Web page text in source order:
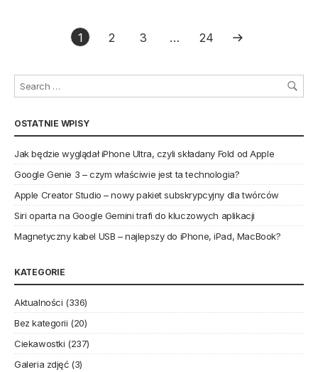
1 2 3 … 24
OSTATNIE WPISY
Jak będzie wyglądał iPhone Ultra, czyli składany Fold od Apple
Google Genie 3 – czym właściwie jest ta technologia?
Apple Creator Studio – nowy pakiet subskrypcyjny dla twórców
Siri oparta na Google Gemini trafi do kluczowych aplikacji
Magnetyczny kabel USB – najlepszy do iPhone, iPad, MacBook?
KATEGORIE
Aktualności (336)
Bez kategorii (20)
Ciekawostki (237)
Galeria zdjęć(3)